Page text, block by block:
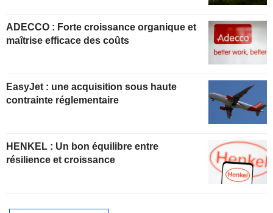
ADECCO : Forte croissance organique et
maîtrise efficace des coûts
EasyJet : une acquisition sous haute
contrainte réglementaire
HENKEL : Un bon équilibre entre
résilience et croissance